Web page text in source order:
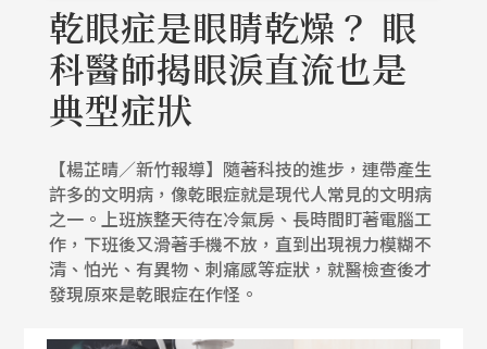
乾眼症是眼睛乾燥？ 眼
科醫師揭眼淚直流也是
典型症狀
【楊芷晴／新竹報導】隨著科技的進步，連帶產生
許多的文明病，像乾眼症就是現代人常見的文明病
之一。上班族整天待在冷氣房、長時間盯著電腦工
作，下班後又滑著手機不放，直到出現視力模糊不
清、怕光、有異物、刺痛感等症狀，就醫檢查後才
發現原來是乾眼症在作怪。